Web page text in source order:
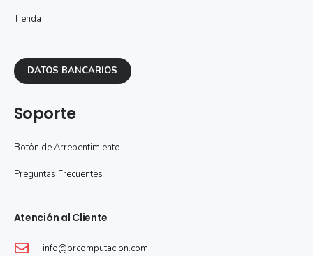
Tienda
DATOS BANCARIOS
Soporte
Botón de Arrepentimiento
Preguntas Frecuentes
Atención al Cliente
info@prcomputacion.com